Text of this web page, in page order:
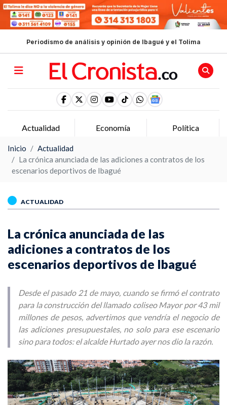
Periodismo de análisis y opinión de Ibagué y el Tolima
Actualidad Economía Política
Inicio
Actualidad
La crónica anunciada de las adiciones a contratos de los
escenarios deportivos de Ibagué
ACTUALIDAD
La crónica anunciada de las
adiciones a contratos de los
escenarios deportivos de Ibagué
Desde el pasado 21 de mayo, cuando se firmó el contrato
para la construcción del llamado coliseo Mayor por 43 mil
millones de pesos, advertimos que vendría el negocio de
las adiciones presupuestales, no solo para ese escenario
sino para todos: el alcalde Hurtado ayer nos dio la razón.